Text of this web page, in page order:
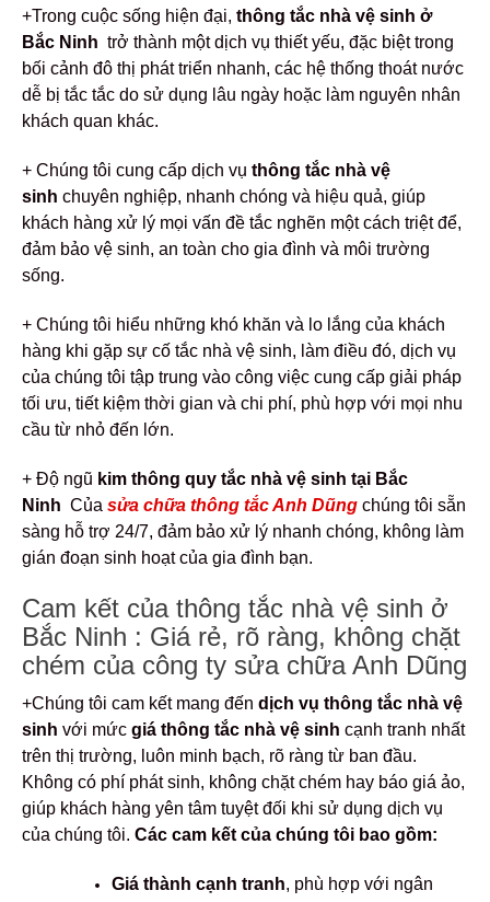
+Trong cuộc sống hiện đại, thông tắc nhà vệ sinh ở
Bắc Ninh trở thành một dịch vụ thiết yếu, đặc biệt trong
bối cảnh đô thị phát triển nhanh, các hệ thống thoát nước
dễ bị tắc tắc do sử dụng lâu ngày hoặc làm nguyên nhân
khách quan khác.
+ Chúng tôi cung cấp dịch vụ thông tắc nhà vệ
sinh chuyên nghiệp, nhanh chóng và hiệu quả, giúp
khách hàng xử lý mọi vấn đề tắc nghẽn một cách triệt để,
đảm bảo vệ sinh, an toàn cho gia đình và môi trường
sống.
+ Chúng tôi hiểu những khó khăn và lo lắng của khách
hàng khi gặp sự cố tắc nhà vệ sinh, làm điều đó, dịch vụ
của chúng tôi tập trung vào công việc cung cấp giải pháp
tối ưu, tiết kiệm thời gian và chi phí, phù hợp với mọi nhu
cầu từ nhỏ đến lớn.
+ Độ ngũ kim thông quy tắc nhà vệ sinh tại Bắc
Ninh Của sửa chữa thông tắc Anh Dũng chúng tôi sẵn
sàng hỗ trợ 24/7, đảm bảo xử lý nhanh chóng, không làm
gián đoạn sinh hoạt của gia đình bạn.
Cam kết của thông tắc nhà vệ sinh ở
Bắc Ninh : Giá rẻ, rõ ràng, không chặt
chém của công ty sửa chữa Anh Dũng
+Chúng tôi cam kết mang đến dịch vụ thông tắc nhà vệ
sinh với mức giá thông tắc nhà vệ sinh cạnh tranh nhất
trên thị trường, luôn minh bạch, rõ ràng từ ban đầu.
Không có phí phát sinh, không chặt chém hay báo giá ảo,
giúp khách hàng yên tâm tuyệt đối khi sử dụng dịch vụ
của chúng tôi. Các cam kết của chúng tôi bao gồm:
Giá thành cạnh tranh, phù hợp với ngân